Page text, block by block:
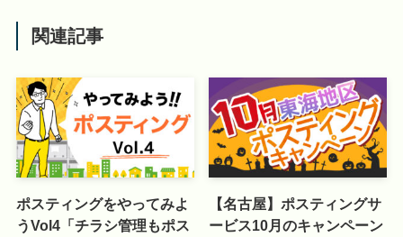
関連記事
ポスティングをやってみよ
うVol4「チラシ管理もポス
【名古屋】ポスティングサ
ービス10月のキャンペーン